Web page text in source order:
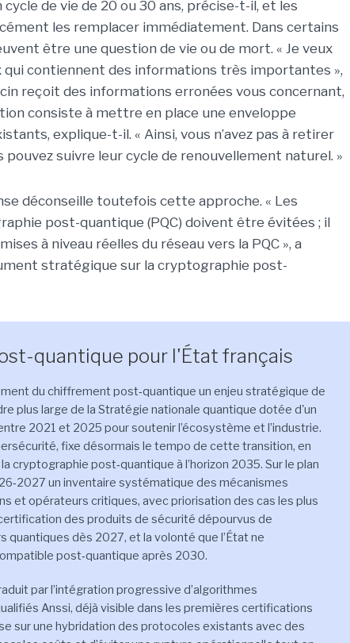
de vie de 20 ou 30 ans, précise-t-il, et les
les remplacer immédiatement. Dans certains
être une question de vie ou de mort. « Je veux
qui contiennent des informations très importantes »,
reçoit des informations erronées vous concernant,
consiste à mettre en place une enveloppe
explique-t-il. « Ainsi, vous n’avez pas à retirer
suivre leur cycle de renouvellement naturel. »
déconseille toutefois cette approche. « Les
post-quantique (PQC) doivent être évitées ; il
à niveau réelles du réseau vers la PQC », a
stratégique sur la cryptographie post-
quantique pour l'État français
du chiffrement post‑quantique un enjeu stratégique de
plus large de la Stratégie nationale quantique dotée d'un
2021 et 2025 pour soutenir l’écosystème et l’industrie.
fixe désormais le tempo de cette transition, en
cryptographie post‑quantique à l’horizon 2035. Sur le plan
un inventaire systématique des mécanismes
et opérateurs critiques, avec priorisation des cas les plus
des produits de sécurité dépourvus de
dès 2027, et la volonté que l’État ne
post‑quantique après 2030.
par l’intégration progressive d’algorithmes
Anssi, déjà visible dans les premières certifications
sur une hybridation des protocoles existants avec des